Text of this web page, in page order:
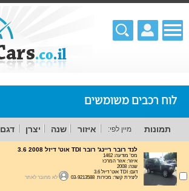
לוח רכבים משומשים
תמונות מיין לפי: איזור שנה יצרן דגם
לנד רובר ריינג' רובר TDI אוט' דיזל 3.6 2008
מס' מודעה: 1462
איזור: אזור המרכז
שנה: 2008
דגם: TDI אוט' דיזל 3.6
ליצירת קשר: מכירות 03-9213588
לא מחובר לאתר